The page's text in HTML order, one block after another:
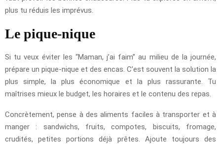
plus tu réduis les imprévus.
Le pique-nique
Si tu veux éviter les “Maman, j’ai faim” au milieu de la journée,
prépare un pique-nique et des encas. C’est souvent la solution la
plus simple, la plus économique et la plus rassurante. Tu
maîtrises mieux le budget, les horaires et le contenu des repas.
Concrètement, pense à des aliments faciles à transporter et à
manger : sandwichs, fruits, compotes, biscuits, fromage,
crudités, petites portions déjà prêtes. Ajoute toujours des